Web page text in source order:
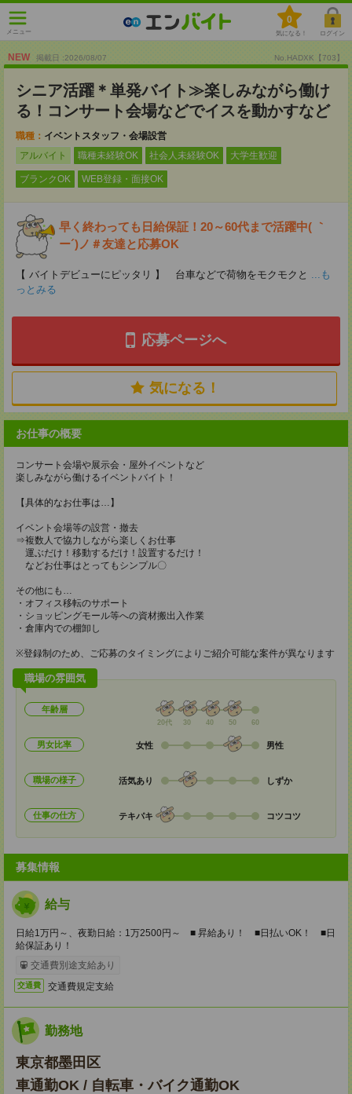
メニュー
0
気になる！ ログイン
NEW 掲載日 :2026/08/07 No.HADXK【703】
シニア活躍＊単発バイト≫楽しみながら働け
る！コンサート会場などでイスを動かすなど
職種： イベントスタッフ・会場設営
アルバイト
職種未経験OK 社会人未経験OK 大学生歓迎
ブランクOK WEB登録・面接OK
早く終わっても日給保証！20～60代まで活躍中( ｀
ー´)ノ＃友達と応募OK
【 バイトデビューにピッタリ 】 台車などで荷物をモクモクと ...も
っとみる
応募ページへ
気になる！
お仕事の概要
コンサート会場や展示会・屋外イベントなど
楽しみながら働けるイベントバイト！
【具体的なお仕事は…】
イベント会場等の設営・撤去
⇒複数人で協力しながら楽しくお仕事
運ぶだけ！移動するだけ！設置するだけ！
などお仕事はとってもシンプル〇
その他にも…
・オフィス移転のサポート
・ショッピングモール等への資材搬出入作業
・倉庫内での棚卸し
※登録制のため、ご応募のタイミングによりご紹介可能な案件が異なります
職場の雰囲気
年齢層
20代 30 40 50 60
男女比率 女性 男性
職場の様子 活気あり しずか
仕事の仕方 テキパキ コツコツ
募集情報
給与
日給1万円～、夜勤日給：1万2500円～ ■ 昇給あり！ ■日払いOK！ ■日
給保証あり！
交通費別途支給あり
交通費 交通費規定支給
勤務地
東京都墨田区
車通勤OK / 自転車・バイク通勤OK